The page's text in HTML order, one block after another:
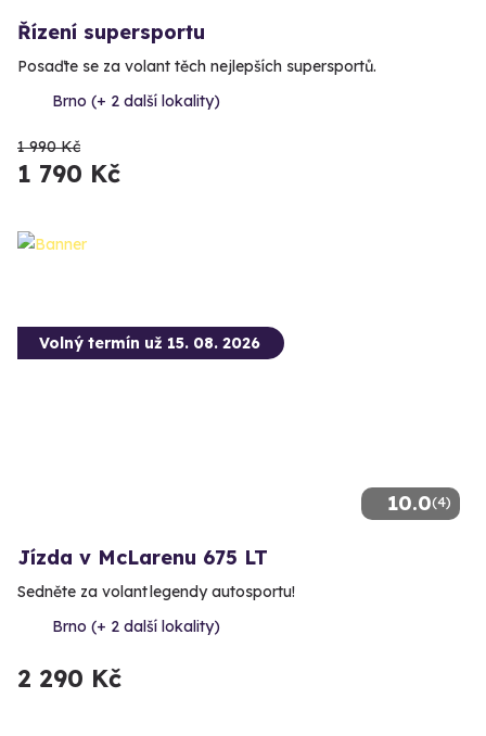
Řízení supersportu
Posaďte se za volant těch nejlepších supersportů.
Brno (+ 2 další lokality)
1 990 Kč
1 790 Kč
10.0(4)
Volný termín už 15. 08. 2026
Jízda v McLarenu 675 LT
Sedněte za volant legendy autosportu!
Brno (+ 2 další lokality)
2 290 Kč